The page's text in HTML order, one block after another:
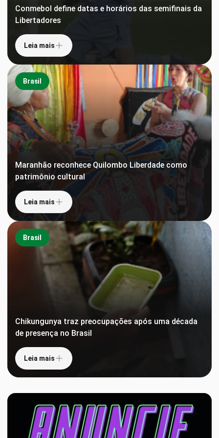
Conmebol define datas e horários das semifinais da
Libertadores
Leia mais
Brasil
Maranhão reconhece Quilombo Liberdade como
patrimônio cultural
Leia mais
Brasil
Chikungunya traz preocupações após uma década
de presença no Brasil
Leia mais